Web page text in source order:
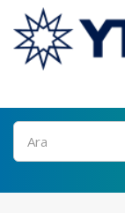
Ara